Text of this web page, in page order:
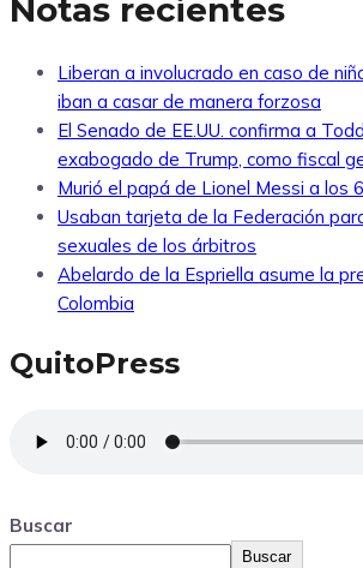
Notas recientes
Liberan a involucrado en caso de
iban a casar de manera forzosa
El Senado de EE.UU. confirma a
exabogado de Trump, como fiscal
Murió el papá de Lionel Messi a los
Usaban tarjeta de la Federación
sexuales de los árbitros
Abelardo de la Espriella asume la
Colombia
QuitoPress
Buscar
Buscar